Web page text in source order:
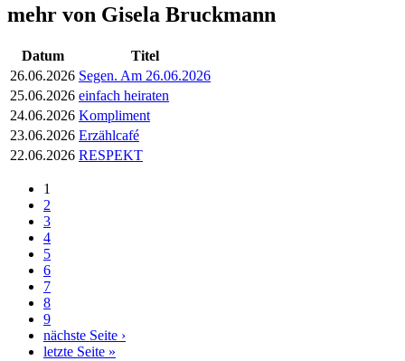
mehr von Gisela Bruckmann
Datum
Titel
26.06.2026 Segen. Am 26.06.2026
25.06.2026 einfach heiraten
24.06.2026 Kompliment
23.06.2026 Erzählcafé
22.06.2026 RESPEKT
Seiten
1
2
3
4
5
6
7
8
9
nächste Seite ›
letzte Seite »